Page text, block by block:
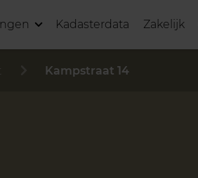
Kadasterdata Zakelijk
Kampstraat 14